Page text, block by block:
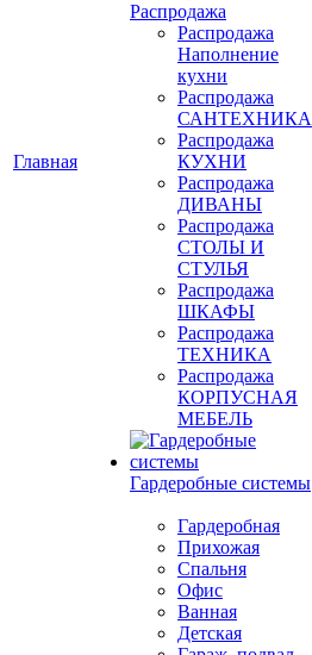
Главная
Распродажа
Распродажа
Наполнение
кухни
Распродажа
САНТЕХНИКА
Распродажа
КУХНИ
Распродажа
ДИВАНЫ
Распродажа
СТОЛЫ И
СТУЛЬЯ
Распродажа
ШКАФЫ
Распродажа
ТЕХНИКА
Распродажа
КОРПУСНАЯ
МЕБЕЛЬ
Гардеробные системы
Гардеробная
Прихожая
Спальня
Офис
Ванная
Детская